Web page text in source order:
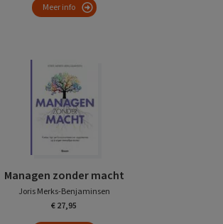
Meer info
Managen zonder macht
Joris Merks-Benjaminsen
€ 27,95